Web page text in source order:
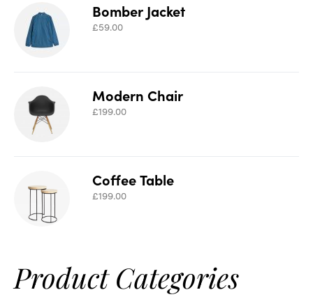
Bomber Jacket
£59.00
Modern Chair
£199.00
Coffee Table
£199.00
Product Categories